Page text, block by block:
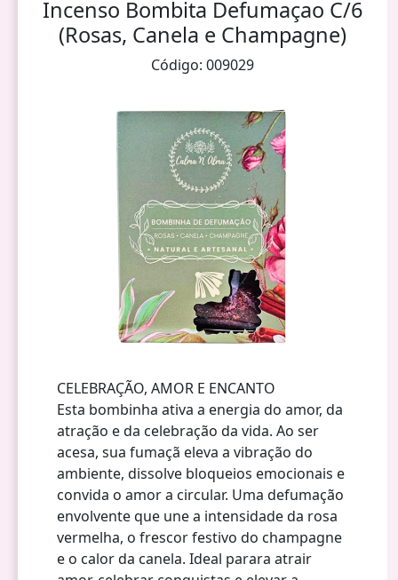
Incenso Bombita Defumaçao C/6
(Rosas, Canela e Champagne)
Código: 009029
CELEBRAÇÃO, AMOR E ENCANTO
Esta bombinha ativa a energia do amor, da
atração e da celebração da vida. Ao ser
acesa, sua fumaçã eleva a vibração do
ambiente, dissolve bloqueios emocionais e
convida o amor a circular. Uma defumação
envolvente que une a intensidade da rosa
vermelha, o frescor festivo do champagne
e o calor da canela. Ideal parara atrair